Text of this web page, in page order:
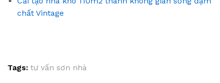
chất Vintage
Tags: tư vấn sơn nhà